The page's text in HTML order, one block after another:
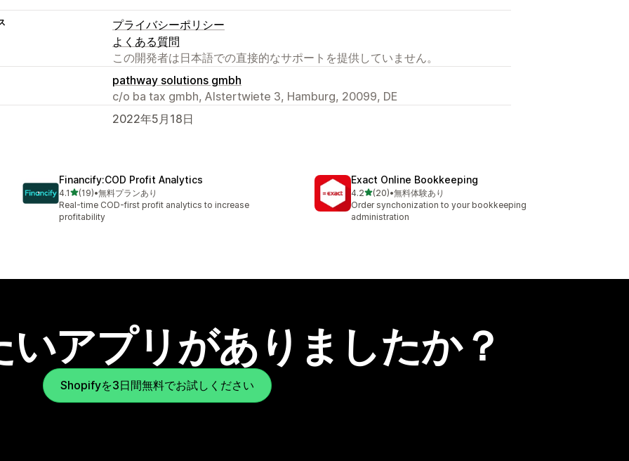
プライバシーポリシー
よくある質問
この開発者は日本語での直接的なサポートを提供していません。
pathway solutions gmbh
c/o ba tax gmbh, Alstertwiete 3, Hamburg, 20099, DE
2022年5月18日
Financify:COD Profit Analytics
4.15つ星中
(19)
合計レビュー数：19件
•無料プランあり
Real-time COD-first profit analytics to increase
profitability
Exact Online Bookkeeping
4.25つ星中
(20)
合計レビュー数：20件
•無料体験あり
Order synchonization to your bookkeeping
administration
アプリがありましたか？
Shopifyを3日間無料でお試しください